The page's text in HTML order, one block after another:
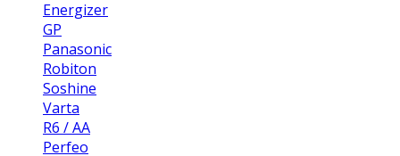
Energizer
GP
Panasonic
Robiton
Soshine
Varta
R6 / AA
Perfeo